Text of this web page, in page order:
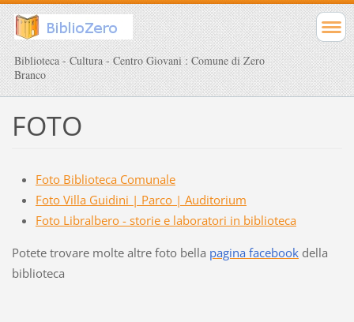
Biblioteca - Cultura - Centro Giovani : Comune di Zero
Branco
FOTO
Foto Biblioteca Comunale
Foto Villa Guidini | Parco | Auditorium
Foto Libralbero - storie e laboratori in biblioteca
Potete trovare molte altre foto bella pagina facebookdella
biblioteca